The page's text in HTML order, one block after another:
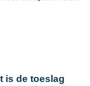
is de toeslag